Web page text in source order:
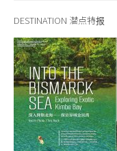
DESTINATION 潜点特报